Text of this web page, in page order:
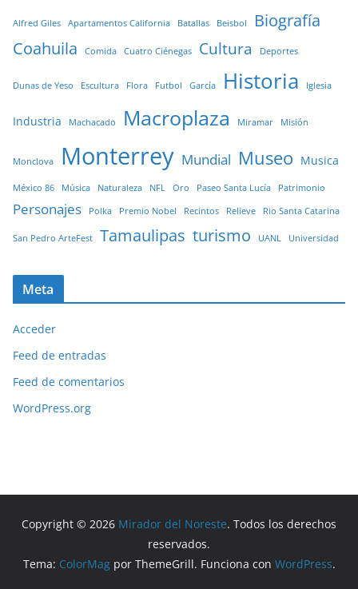
Alfred Giles Apartamentos California Batallas Beisbol
Biografía
Coahuila
Comida Cuatro Ciénegas Cultura Deportes
Dunas de Yeso Escultura Flora Futbol García Historia Iglesia
Industria Machacado Macroplaza Miramar Misión
Monclova Monterrey Mundial Museo Musica
México 86 Música Naturaleza NFL Oro Paseo Santa Lucía Patrimonio
Personajes Polka Premio Nobel Recintos Relieve Rio Santa Catarina
San Pedro ArteFest Tamaulipas turismo UANL Universidad
Meta
Acceder
Feed de entradas
Feed de comentarios
WordPress.org
Copyright © 2026 Mirador del Noreste. Todos los derechos
reservados.
Tema: ColorMagpor ThemeGrill. Funciona con WordPress.